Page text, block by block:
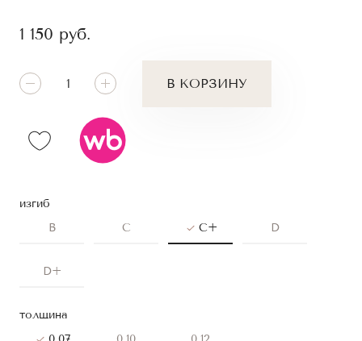
изгиб
B
C C+ D
D+
толщина
1 150 руб.
В КОРЗИНУ